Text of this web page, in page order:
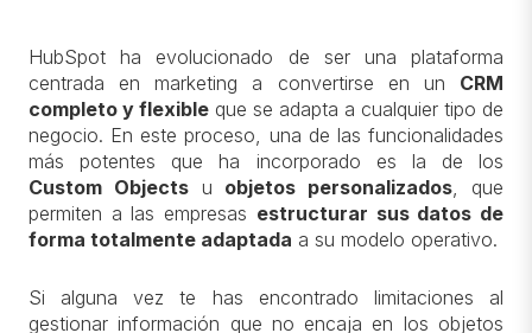
HubSpot ha evolucionado de ser una plataforma
centrada en marketing a convertirse en un CRM
completo y flexible que se adapta a cualquier tipo de
negocio. En este proceso, una de las funcionalidades
más potentes que ha incorporado es la de los
Custom Objectsu objetos personalizados, que
permiten a las empresas estructurar sus datos de
forma totalmente adaptada a su modelo operativo.
Si alguna vez te has encontrado limitaciones al
gestionar información que no encaja en los objetos